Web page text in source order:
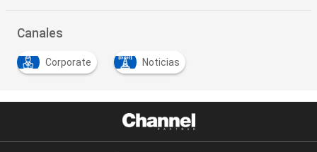
Canales
Corporate Noticias